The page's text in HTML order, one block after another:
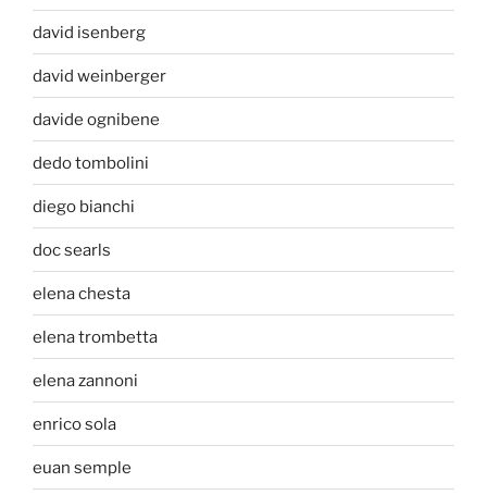
david isenberg
david weinberger
davide ognibene
dedo tombolini
diego bianchi
doc searls
elena chesta
elena trombetta
elena zannoni
enrico sola
euan semple